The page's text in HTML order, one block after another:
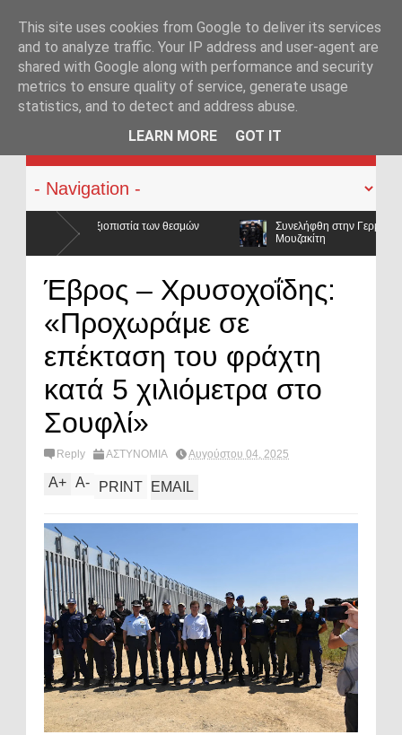
KATEHACKER
Συνελήφθη στην Γερμανία ο καταζητούμενος για τις δολοφονίες
Μουζακίτη
Έβρος – Χρυσοχοΐδης:
«Προχωράμε σε
επέκταση του φράχτη
κατά 5 χιλιόμετρα στο
Σουφλί»
Reply ΑΣΤΥΝΟΜΙΑ Αυγούστου 04, 2025
A+ A- PRINT EMAIL
This site uses cookies from Google to deliver its services
and to analyze traffic. Your IP address and user-agent are
shared with Google along with performance and security
metrics to ensure quality of service, generate usage
statistics, and to detect and address abuse.
LEARN MORE
GOT IT